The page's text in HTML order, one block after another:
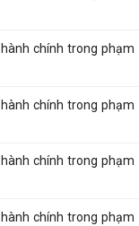
chính trong phạm
chính trong phạm
chính trong phạm
chính trong phạm